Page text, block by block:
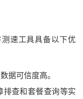
速工具具备以下优
据可信度高。
排查和套餐查询等实